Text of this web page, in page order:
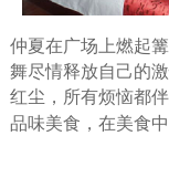
仲夏在广场上燃起
舞尽情释放自己的
红尘，所有烦恼都
品味美食，在美食